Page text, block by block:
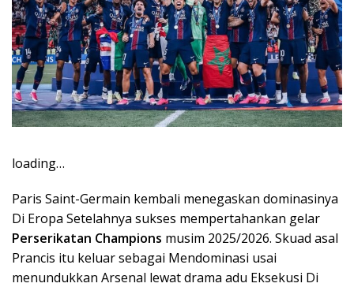
loading…
Paris Saint-Germain kembali menegaskan dominasinya
Di Eropa Setelahnya sukses mempertahankan gelar
Perserikatan Champions musim 2025/2026. Skuad asal
Prancis itu keluar sebagai Mendominasi usai
menundukkan Arsenal lewat drama adu Eksekusi Di